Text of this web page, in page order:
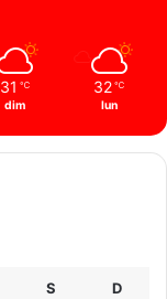
31 ℃
dim
32 ℃
lun
S D